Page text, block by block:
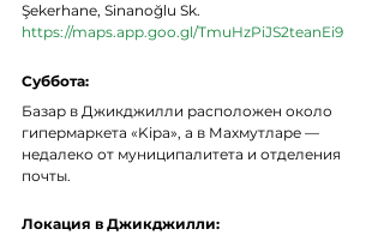
Şekerhane, Sinanoğlu Sk.
https://maps.app.goo.gl/TmuHzPiJS2teanEi9
Суббота:
Базар в Джикджилли расположен около
гипермаркета «Kipa», а в Махмутларе —
недалеко от муниципалитета и отделения
почты.
Локация в Джикджилли: